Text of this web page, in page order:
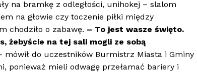
na bramkę z odległości, unihokej – slalom
na głowie czy toczenie piłki między
chodziło o zabawę. – To jest wasze święto.
żebyście na tej sali mogli ze sobą
mówił do uczestników Burmistrz Miasta i Gminy
ponieważ mieli odwagę przełamać bariery i